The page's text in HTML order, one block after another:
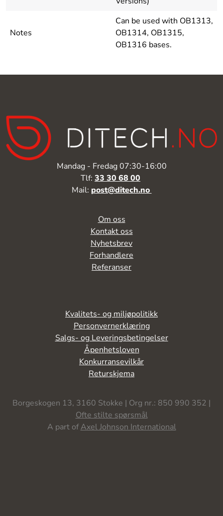
Notes
Can be used with OB1313,
OB1314, OB1315,
OB1316 bases.
Mandag - Fredag 07:30-16:00
Tlf: 33 30 68 00
Mail: post@ditech.no
Kvalitets- og miljøpolitikk
Personvernerklæring
Salgs- og Leveringsbetingelser
Åpenhetsloven
Konkurransevilkår
Returskjema
Om oss
Kontakt oss
Nyhetsbrev
Forhandlere
Referanser
Borgeskogen 13, 3160 Stokke | Org nr.: 850 990 352 |
Ofte stilte spørsmål
A part ofAxel Johnson International